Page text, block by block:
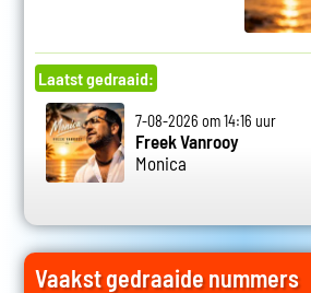
Laatst gedraaid:
7-08-2026 om 14:16 uur
Freek Vanrooy
Monica
Vaakst gedraaide nummers